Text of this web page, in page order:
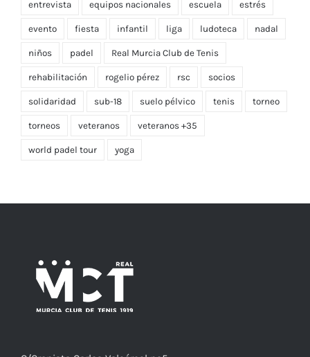
entrevista equipos nacionales escuela estrés
evento fiesta infantil liga ludoteca nadal
niños padel Real Murcia Club de Tenis
rehabilitación rogelio pérez rsc socios
solidaridad sub-18 suelo pélvico tenis torneo
torneos veteranos veteranos +35
world padel tour yoga